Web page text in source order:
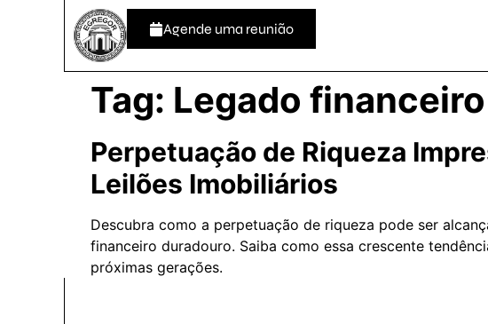
Agende uma reunião
Tag: Legado financeiro
Perpetuação de Riqueza
Leilões Imobiliários
Descubra como a perpetuação de riqueza pode ser
financeiro duradouro. Saiba como essa crescente
próximas gerações.